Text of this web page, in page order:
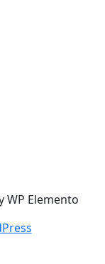
WP Elemento